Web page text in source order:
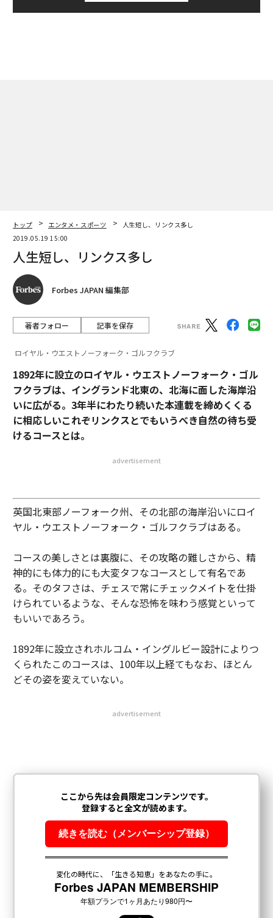
トップ エンタメ・スポーツ
人生短し、リンクス多し
2019.05.19 15:00
人生短し、リンクス多し
Forbes JAPAN 編集部
著者フォロー 記事を保存
ロイヤル・ウエストノーフォーク・ゴルフクラブ
1892年に設立のロイヤル・ウエストノーフォーク・ゴル
フクラブは、イングランド北東の、北海に面した海岸沿
いに広がる。3年半にわたり続いた本連載を締めくくる
に相応しいこれぞリンクスとでもいうべき自然の待ち受
けるコースとは。
advertisement
英国北東部ノーフォーク州、その北部の海岸沿いにロイ
ヤル・ウエストノーフォーク・ゴルフクラブはある。
コースの美しさとは裏腹に、その攻略の難しさから、精
神的にも体力的にも大変タフなコースとして有名であ
る。そのタフさは、チェスで常にチェックメイトを仕掛
けられているような、そんな恐怖を味わう感覚といって
もいいであろう。
1892年に設立されホルコム・イングルビー設計によりつ
くられたこのコースは、100年以上経てもなお、ほとん
どその姿を変えていない。
advertisement